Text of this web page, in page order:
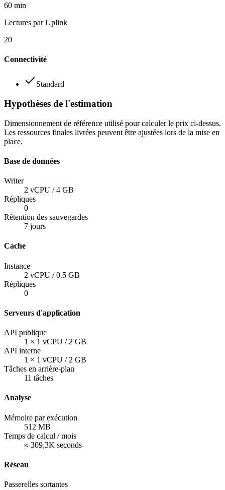
60 min
Lectures par Uplink
20
Connectivité
Standard
Hypothèses de l'estimation
Dimensionnement de référence utilisé pour calculer le prix ci-dessus.
Les ressources finales livrées peuvent être ajustées lors de la mise en
place.
Base de données
Writer
2 vCPU / 4 GB
Répliques
0
Rétention des sauvegardes
7 jours
Cache
Instance
2 vCPU / 0.5 GB
Répliques
0
Serveurs d'application
API publique
1 × 1 vCPU / 2 GB
API interne
1 × 1 vCPU / 2 GB
Tâches en arrière-plan
11 tâches
Analyse
Mémoire par exécution
512 MB
Temps de calcul / mois
≈ 309,3K seconds
Réseau
Passerelles sortantes